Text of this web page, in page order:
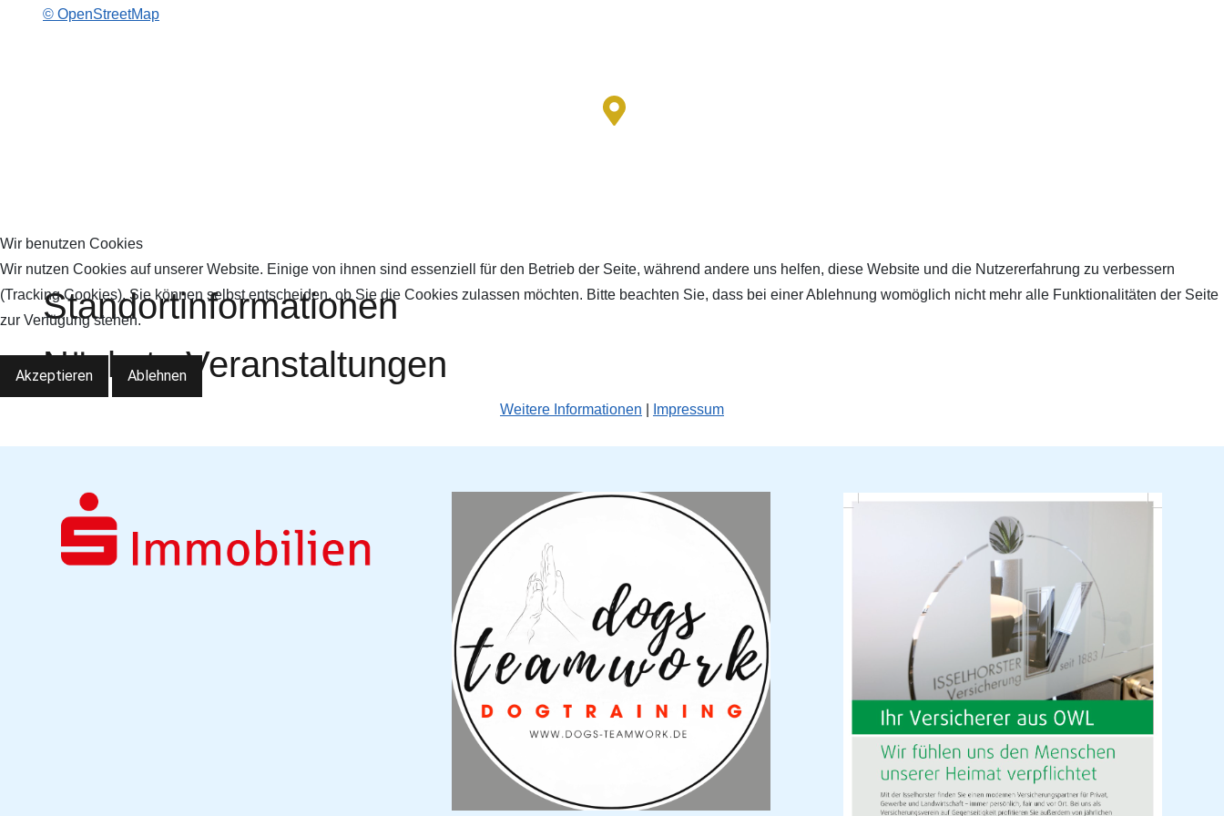
© OpenStreetMap
Standortinformationen
Nächste Veranstaltungen
Wir benutzen Cookies
Wir nutzen Cookies auf unserer Website. Einige von ihnen sind essenziell für den Betrieb der Seite, während andere uns helfen, diese Website und die Nutzererfahrung zu verbessern
(Tracking Cookies). Sie können selbst entscheiden, ob Sie die Cookies zulassen möchten. Bitte beachten Sie, dass bei einer Ablehnung womöglich nicht mehr alle Funktionalitäten der Seite
zur Verfügung stehen.
Akzeptieren Ablehnen
Weitere Informationen Impressum